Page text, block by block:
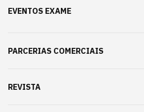
EVENTOS EXAME
PARCERIAS COMERCIAIS
REVISTA